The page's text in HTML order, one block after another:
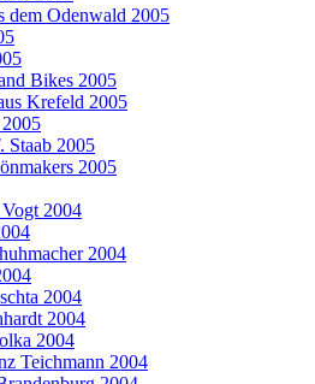
dem Odenwald 2005
Bikes 2005
Krefeld 2005
Staab 2005
2005
2004
2004
2004
2004
2004
Teichmann 2004